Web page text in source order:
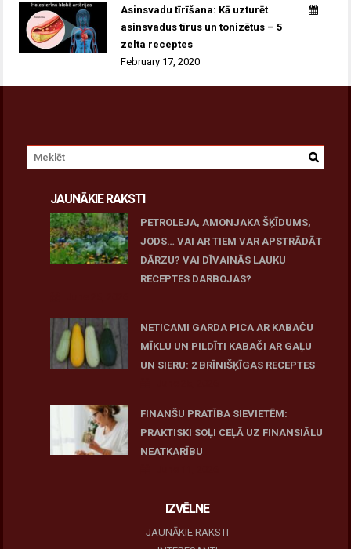
Asinsvadu tīrīšana: Kā uzturēt
asinsvadus tīrus un tonizētus – 5
zelta receptes
February 17, 2020
JAUNĀKIE RAKSTI
PETROLEJA, AMONJAKA ŠĶĪDUMS,
JODS… VAI AR TIEM VAR APSTRĀDĀT
DĀRZU? VAI DĪVAINĀS LAUKU
RECEPTES DARBOJAS?
NETICAMI GARDA PICA AR KABAČU
MĪKLU UN PILDĪTI KABAČI AR GAĻU
UN SIERU: 2 BRĪNIŠĶĪGAS RECEPTES
FINANŠU PRATĪBA SIEVIETĒM:
PRAKTISKI SOĻI CEĻĀ UZ FINANSIĀLU
NEATKARĪBU
IZVĒLNE
JAUNĀKIE RAKSTI